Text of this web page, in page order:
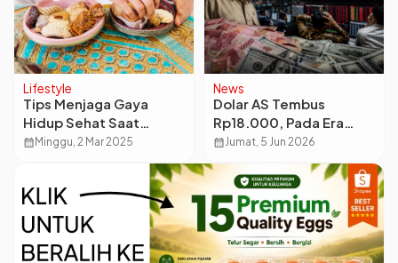
Lifestyle
Tips Menjaga Gaya
Hidup Sehat Saat
Berpuasa agar Tetap
Bugar dan Produktif
calendar_month Minggu, 2 Mar 2025
News
Dolar AS Tembus
Rp18.000, Pada Era
Presiden Siapa Rupiah
Pernah Paling Kuat?
calendar_monthJumat, 5 Jun 2026